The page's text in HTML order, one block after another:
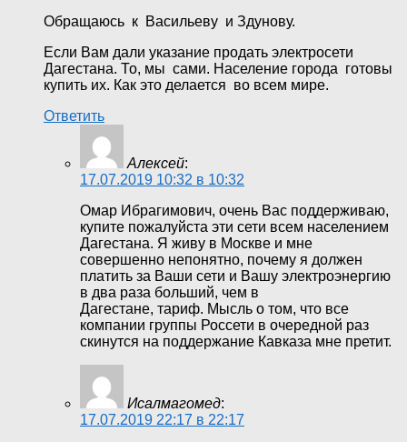
Обращаюсь к Васильеву и Здунову.
Если Вам дали указание продать электросети
Дагестана. То, мы сами. Население города готовы
купить их. Как это делается во всем мире.
Ответить
Алексей:
17.07.2019 10:32 в 10:32
Омар Ибрагимович, очень Вас поддерживаю,
купите пожалуйста эти сети всем населением
Дагестана. Я живу в Москве и мне
совершенно непонятно, почему я должен
платить за Ваши сети и Вашу электроэнергию
в два раза больший, чем в
Дагестане, тариф. Мысль о том, что все
компании группы Россети в очередной раз
скинутся на поддержание Кавказа мне претит.
Исалмагомед:
17.07.2019 22:17 в 22:17